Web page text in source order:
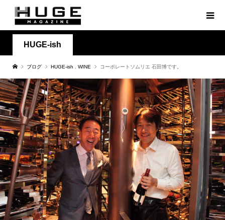
HUGE-ish
ブログ HUGE-ish WINE コーポレートソムリエ 石田博です。